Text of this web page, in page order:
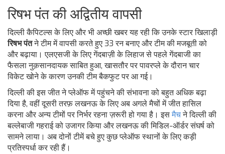
रिषभ पंत की अद्वितीय वापसी
दिल्ली कैपिटल्स के लिए और भी अच्छी खबर यह रही कि उनके स्टार खिलाड़ी
रिषभ पंतने टीम में वापसी करते हुए 33 रन बनाए और टीम की मजबूती को
और बढ़ाया। एलएसजी के लिए गेंदबाज़ी के लिहाज से पहले गेंदबाजी का
फैसला नुक़सानदायक साबित हुआ, खासतौर पर पावरप्ले के दौरान चार
विकेट खोने के कारण उनकी टीम बैकफुट पर आ गई।
दिल्ली की इस जीत ने प्लेऑफ में पहुंचने की संभावना को बहुत अधिक बढ़ा
दिया है, वहीं दूसरी तरफ़ लखनऊ के लिए अब अगले मैचों में जीत हासिल
करना और अन्य टीमों पर निर्भर रहना ज़रूरी हो गया है। इसमैचने दिल्ली की
बल्लेबाजी गहराई को उजागर किया और लखनऊ की मिडिल-ऑर्डर संघर्ष को
सामने लाया। अब दोनों टीमें बचे हुए कुछ प्लेऑफ स्थानों के लिए कड़ी
प्रतिस्पर्धा कर रही हैं।